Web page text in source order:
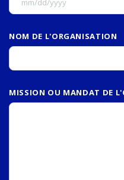
NOM DE L'ORGANISATION
MISSION OU MANDAT DE